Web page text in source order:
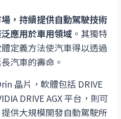
，持續提供自動駕駛技術
應用於車用領域 。其獨特
定義方法使汽車得以透過
汽車的壽命。
晶片，軟體包括 DRIVE
DRIVE AGX 平台，則可
供大規模開發自動駕駛所